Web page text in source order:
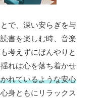
で、深い安らぎを与
書を楽しむ時、音楽
考えずにぼんやりと
れは心を落ち着かせ
れているような安心
身ともにリラックス